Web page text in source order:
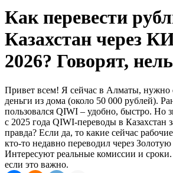
Как перевести
Казахстан через
2026? Говорят,
Привет всем! Я сейчас в Алматы, нужно
деньги из дома (около 50 000 рублей).
пользовался QIWI – удобно, быстро. Но
с 2025 года QIWI-переводы в Казахстан
правда? Если да, то какие сейчас
кто-то недавно переводил через
Интересуют реальные комиссии и
если это важно.